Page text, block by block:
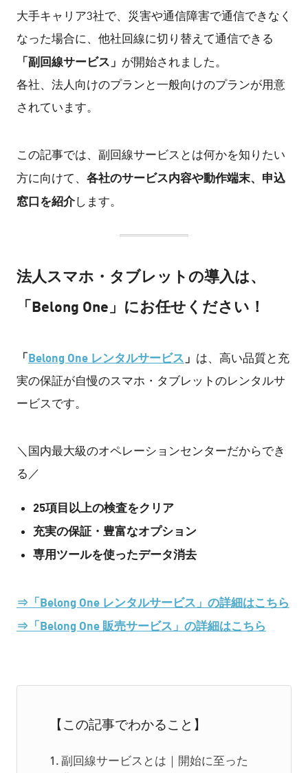
大手キャリア3社で、災害や通信障害で通信できなく
なった場合に、他社回線に切り替えて通信できる
「副回線サービス」 が開始されました。
各社、法人向けのプランと一般向けのプランが用意
されています。
この記事では、副回線サービスとは何かを知りたい
方に向けて、 各社のサービス内容や動作端末、申込
窓口を紹介します。
法人スマホ・タブレットの導入は、
「Belong One」にお任せください！
「Belong One レンタルサービス 」 は、高い品質と充
実の保証が自慢のスマホ・タブレットのレンタルサ
ービスです。
＼国内最大級のオペレーションセンターだからでき
る／
25項目以上の検査をクリア
充実の保証・豊富なオプション
専用ツールを使ったデータ消去
⇒「Belong One レンタルサービス」の詳細はこちら
⇒「Belong One 販売サービス」の詳細はこちら
【この記事でわかること】
副回線サービスとは｜開始に至った